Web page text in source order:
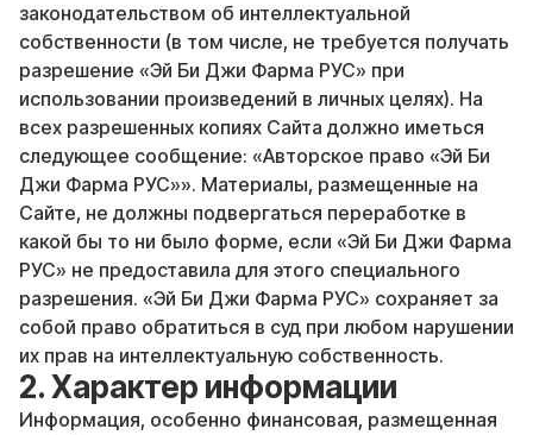
законодательством об интеллектуальной
собственности (в том числе, не требуется получать
разрешение «Эй Би Джи Фарма РУС» при
использовании произведений в личных целях). На
всех разрешенных копиях Сайта должно иметься
следующее сообщение: «Авторское право «Эй Би
Джи Фарма РУС»». Материалы, размещенные на
Сайте, не должны подвергаться переработке в
какой бы то ни было форме, если «Эй Би Джи Фарма
РУС» не предоставила для этого специального
разрешения. «Эй Би Джи Фарма РУС» сохраняет за
собой право обратиться в суд при любом нарушении
их прав на интеллектуальную собственность.
2. Характер информации
Информация, особенно финансовая, размещенная